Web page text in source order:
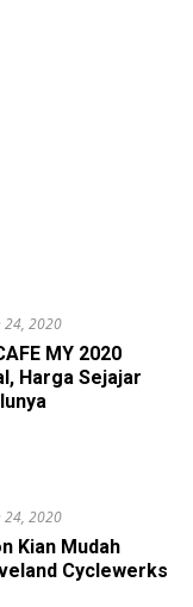
24, 2020
MY 2020
Harga Sejajar
24, 2020
Kian Mudah
Cyclewerks